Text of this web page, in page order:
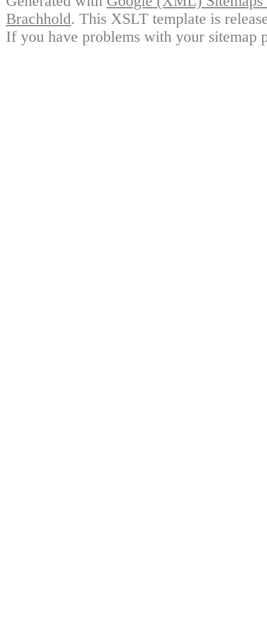
Brachhold. This XSLT template is
If you have problems with your sitemap